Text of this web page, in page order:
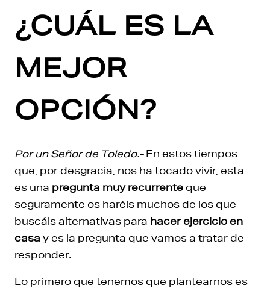
¿CUÁL ES LA
MEJOR
OPCIÓN?
Por un Señor de Toledo.-En estos tiempos
que, por desgracia, nos ha tocado vivir, esta
es una pregunta muy recurrenteque
seguramente os haréis muchos de los que
buscáis alternativas para hacer ejercicio en
casa y es la pregunta que vamos a tratar de
responder.
Lo primero que tenemos que plantearnos es